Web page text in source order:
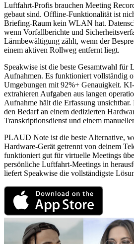
Luftfahrt-Profis brauchen Meeting
gebaut sind. Offline-Funktionalität ist
Briefing-Raum kein WLAN hat.
wenn Vorfallberichte und
Lärmbewältigung zählt, wenn der
einem aktiven Rollweg entfernt liegt.
Speakwise ist die beste Gesamtwahl für
Aufnahmen. Es funktioniert vollständig
Umgebungen mit 92%+ Genauigkeit.
extrahieren Aufgaben aus langen
Aufnahme hält die Erfassung unsichtbar.
den Bedarf an einem dedizierten
Transkriptionsdienst und einem
PLAUD Note ist die beste Alternative,
Hardware-Gerät getrennt von deinem
funktioniert gut für virtuelle Meetings
persönliche Luftfahrt-Meetings in
liefert Speakwise die vollständigste